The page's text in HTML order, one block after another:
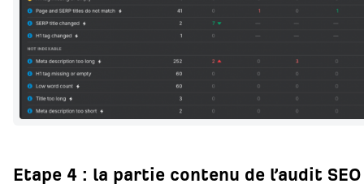
Etape 4 : la partie contenu de l’audit SEO